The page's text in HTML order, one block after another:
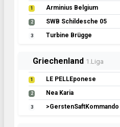
1 Arminius Belgium
2 SWB Schildesche 05
3 Turbine Brügge
Griechenland 1.Liga
1 LE PELLEponese
2 Nea Karia
3 >GerstenSaftKommando